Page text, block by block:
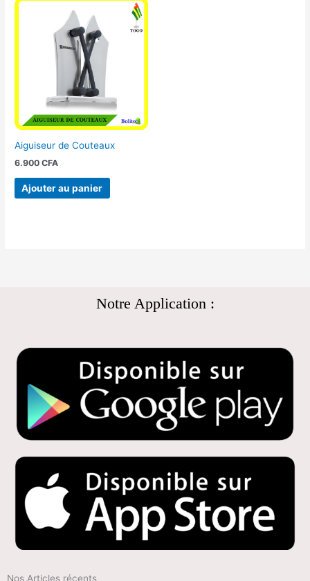
Aiguiseur de Couteaux
6.900CFA
Ajouter au panier
Notre Application :
Nos Articles récents